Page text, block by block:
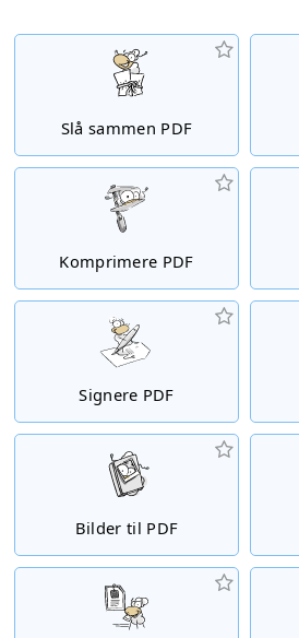
Slå sammen PDF
Komprimere PDF
Signere PDF
Bilder til PDF